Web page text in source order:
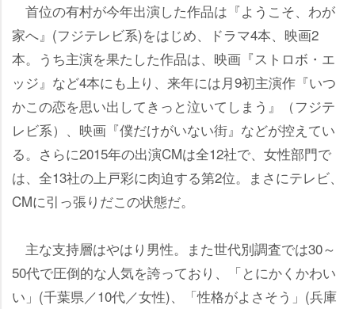
首位の有村が今年出演した作品は『ようこそ、わが
家へ』(フジテレビ系)をはじめ、ドラマ4本、映画2
本。うち主演を果たした作品は、映画『ストロボ・エ
ッジ』など4本にも上り、来年には月9初主演作『いつ
かこの恋を思い出してきっと泣いてしまう』（フジテ
レビ系）、映画『僕だけがいない街』などが控えてい
る。さらに2015年の出演CMは全12社で、女性部門で
は、全13社の上戸彩に肉迫する第2位。まさにテレビ、
CMに引っ張りだこの状態だ。
主な支持層はやはり男性。また世代別調査では30～
50代で圧倒的な人気を誇っており、「とにかくかわい
い」(千葉県／10代／女性)、「性格がよさそう」(兵庫